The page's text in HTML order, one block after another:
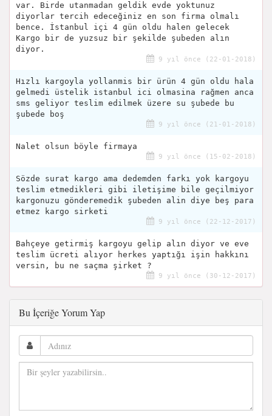
var. Birde utanmadan geldik evde yoktunuz
diyorlar tercih edeceğiniz en son firma olmalı
bence. İstanbul içi 4 gün oldu halen gelecek
Kargo bir de yuzsuz bir şekilde şubeden alın
diyor.
9 yıl önce (22-01-2018)
Hızlı kargoyla yollanmis bir ürün 4 gün oldu hala
gelmedi üstelik istanbul ici olmasina rağmen anca
sms geliyor teslim edilmek üzere su şubede bu
şubede boş
9 yıl önce (21-01-2018)
Nalet olsun böyle firmaya
9 yıl önce (15-02-2018)
Sözde surat kargo ama dedemden farkı yok kargoyu
teslim etmedikleri gibi iletişime bile geçilmiyor
kargonuzu gönderemedik şubeden alin diye beş para
etmez kargo sirketi
9 yıl önce (22-12-2017)
Bahçeye getirmiş kargoyu gelip alın diyor ve eve
teslim ücreti alıyor herkes yaptığı işin hakkını
versin, bu ne saçma şirket ?
9 yıl önce (30-12-2017)
Bu İçeriğe Yorum Yap